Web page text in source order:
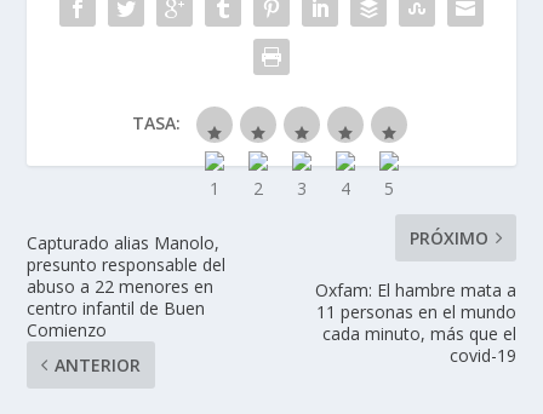
TASA:
Capturado alias Manolo,
presunto responsable del
abuso a 22 menores en
centro infantil de Buen
Comienzo
ANTERIOR
PRÓXIMO
Oxfam: El hambre mata a
11 personas en el mundo
cada minuto, más que el
covid-19